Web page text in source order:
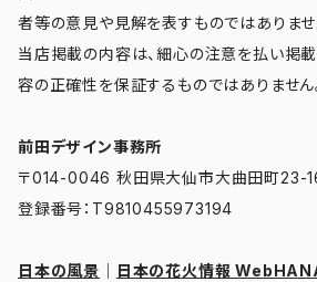
者等の意見や見解を表すものではありませ
当店掲載の内容は、細心の注意を払い掲載
容の正確性を保証するものではありません
前田デザイン事務所
〒014-0046 秋田県大仙市大曲田町23-
登録番号：T9810455973194
日本の風景 日本の花火情報